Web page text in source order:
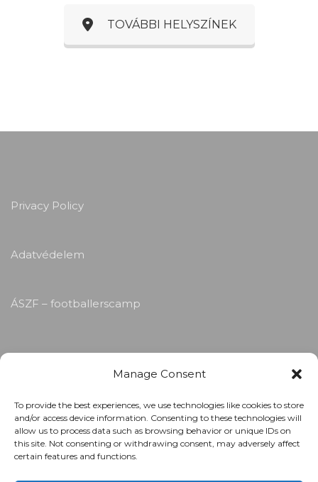
Manage Consent
To provide the best experiences, we use technologies like cookies to store
and/or access device information. Consenting to these technologies will
allow us to process data such as browsing behavior or unique IDs on
this site. Not consenting or withdrawing consent, may adversely affect
certain features and functions.
TOVÁBBI HELYSZÍNEK
Privacy Policy
Adatvédelem
ÁSZF – footballerscamp